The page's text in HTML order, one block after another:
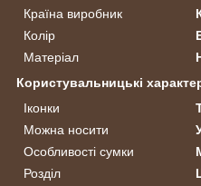
Країна виробник
Колір
Матеріал
Користувальницькі
Іконки
Можна носити
Особливості сумки
Розділ